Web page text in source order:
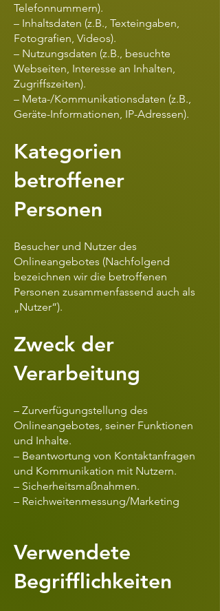
Telefonnummern).
– Inhaltsdaten (z.B., Texteingaben,
Fotografien, Videos).
– Nutzungsdaten (z.B., besuchte
Webseiten, Interesse an Inhalten,
Zugriffszeiten).
– Meta-/Kommunikationsdaten (z.B.,
Geräte-Informationen, IP-Adressen).
Kategorien
betroffener
Personen
Besucher und Nutzer des
Onlineangebotes (Nachfolgend
bezeichnen wir die betroffenen
Personen zusammenfassend auch als
„Nutzer“).
Zweck der
Verarbeitung
– Zurverfügungstellung des
Onlineangebotes, seiner Funktionen
und Inhalte.
– Beantwortung von Kontaktanfragen
und Kommunikation mit Nutzern.
– Sicherheitsmaßnahmen.
– Reichweitenmessung/Marketing
Verwendete
Begrifflichkeiten